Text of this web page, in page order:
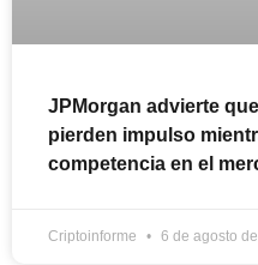
JPMorgan advierte
pierden impulso
competencia en el
Criptoinforme 6 de agosto